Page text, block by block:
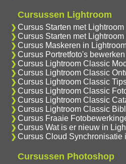
Cursussen Lightroom
Cursus Starten met Lightroom
Cursus Starten met
Cursus Maskeren in
Cursus Portretfoto's
Cursus Lightroom Classic
Cursus Lightroom Classic
Cursus Lightroom Classic
Cursus Lightroom Classic
Cursus Lightroom Classic
Cursus Lightroom Classic
Cursus Fraaie
Cursus Wat is er nieuw in
Cursus Cloud Synchronisatie
Cursussen Photoshop